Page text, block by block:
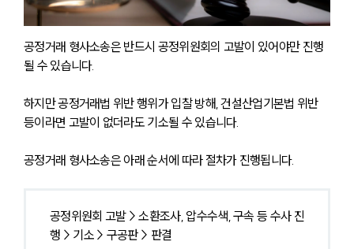
공정거래 형사소송은 반드시 공정위원회의 고발이 있어야만 진행
될 수 있습니다.
하지만 공정거래법 위반 행위가 입찰 방해, 건설산업기본법 위반
등이라면 고발이 없더라도 기소될 수 있습니다.
공정거래 형사소송은 아래 순서에 따라 절차가 진행됩니다.
공정위원회 고발 > 소환조사, 압수수색, 구속 등 수사 진
행 > 기소 > 구공판 > 판결